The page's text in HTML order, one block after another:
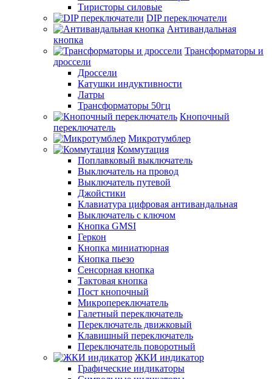
Тиристоры силовые
DIP переключатели
Антивандальная
кнопка
Трансформаторы и
дроссели
Дроссели
Катушки индуктивности
Латры
Трансформаторы 50гц
Кнопочный
переключатель
Микротумблер
Коммутация
Поплавковый выключатель
Выключатель на провод
Выключатель путевой
Джойстики
Клавиатура цифровая антивандальная
Выключатель с ключом
Кнопка GMSI
Геркон
Кнопка миниатюрная
Кнопка пьезо
Сенсорная кнопка
Тактовая кнопка
Пост кнопочный
Микропереключатель
Галетный переключатель
Переключатель движковый
Клавишный переключатель
Переключатель поворотный
ЖКИ индикатор
Графические индикаторы